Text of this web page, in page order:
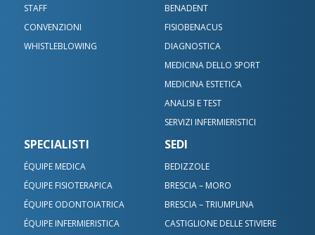
STAFF
CONVENZIONI
WHISTLEBLOWING
BENADENT
FISIOBENACUS
DIAGNOSTICA
MEDICINA DELLO SPORT
MEDICINA ESTETICA
ANALISI E TEST
SERVIZI INFERMIERISTICI
SPECIALISTI
ÉQUIPE MEDICA
ÉQUIPE FISIOTERAPICA
ÉQUIPE ODONTOIATRICA
ÉQUIPE INFERMIERISTICA
SEDI
BEDIZZOLE
BRESCIA – MORO
BRESCIA – TRIUMPLINA
CASTIGLIONE DELLE STIVIERE